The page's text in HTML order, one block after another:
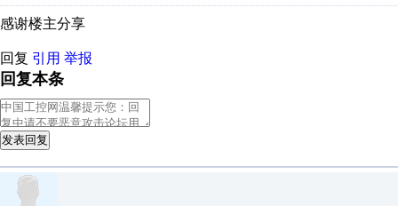
感谢楼主分享
回复 引用 举报
回复本条
发表回复